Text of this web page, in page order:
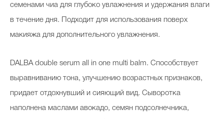
семенами чиа для глубоко увлажнения и удержания влаги
в течение дня. Подходит для использования поверх
макияжа для дополнительного увлажнения.
DALBA double serum all in one multi balm. Способствует
выравниванию тона, улучшению возрастных признаков,
придает отдохнувший и сияющий вид. Сыворотка
наполнена маслами авокадо, семян подсолнечника,